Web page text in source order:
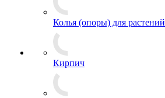
Колья (опоры) для растений
Кирпич